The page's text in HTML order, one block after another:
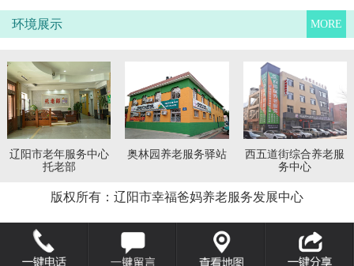
环境展示 MORE
辽阳市老年服务中心
托老部
奥林园养老服务驿站
西五道街综合养老服
务中心
版权所有：辽阳市幸福爸妈养老服务发展中心